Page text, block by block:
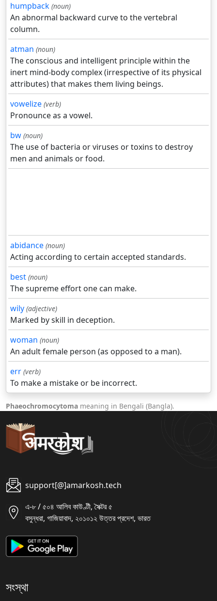
humpback (noun)
An abnormal backward curve to the vertebral
column.
atman (noun)
The conscious and intelligent principle within the
inert mind-body complex (irrespective of its physical
attributes) that makes them living beings.
vowelize (verb)
Pronounce as a vowel.
bw (noun)
The use of bacteria or viruses or toxins to destroy
men and animals or food.
abidance (noun)
Acting according to certain accepted standards.
best (noun)
The supreme effort one can make.
wily (adjective)
Marked by skill in deception.
woman (noun)
An adult female person (as opposed to a man).
err (verb)
To make a mistake or be incorrect.
Phaeochromocytoma meaning in Bengali (Bangla).
support[@]amarkosh.tech
এ-৮ / ৫০৪ আলিব কাউণ্টী, সৈক্টর ৫
বসুন্ধরা, গাজিয়াবাদ, ২০১০১২ উত্তর প্রদেশ, ভারত
সংস্থা